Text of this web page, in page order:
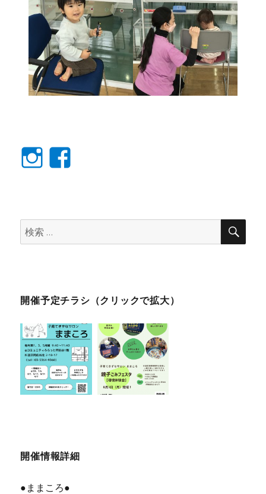
Instagram
検
索:
検
開催予定チラシ（クリックで拡大）
開催情報詳細
●ままころ●